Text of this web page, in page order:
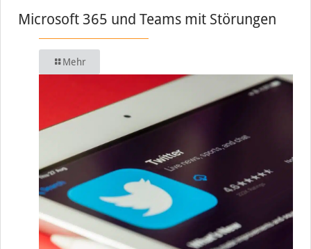
Microsoft 365 und Teams mit Störungen
Mehr